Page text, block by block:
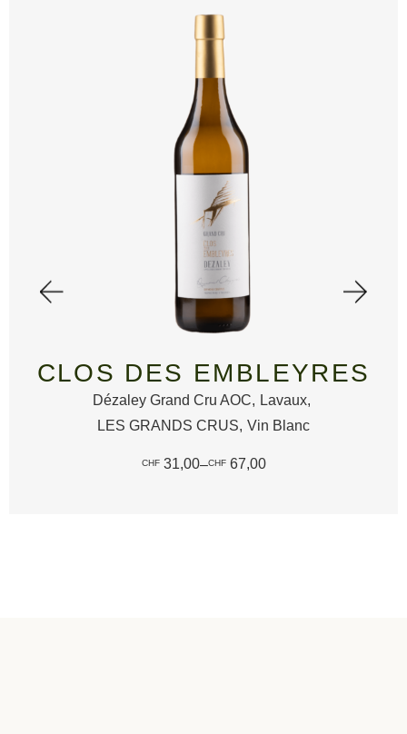
LES DÉSERTS
LAVAUX Lavaux Rivaz Grand Cru Lavaux AOC
Vin Blanc
CHF16,80